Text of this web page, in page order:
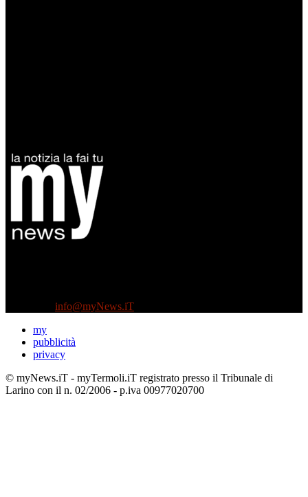
info@myNews.iT
my
pubblicità
privacy
© myNews.iT - myTermoli.iT registrato presso il Tribunale di
Larino con il n. 02/2006 - p.iva 00977020700